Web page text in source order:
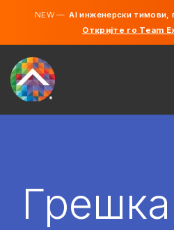
NEW —AI инженерски тимови,
Откријте го Team
АНГАЖИРАЈ